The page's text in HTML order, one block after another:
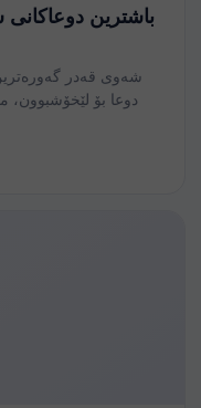
باشترین
شەوی قەدر
دوعا بۆ لێخۆشبوون،